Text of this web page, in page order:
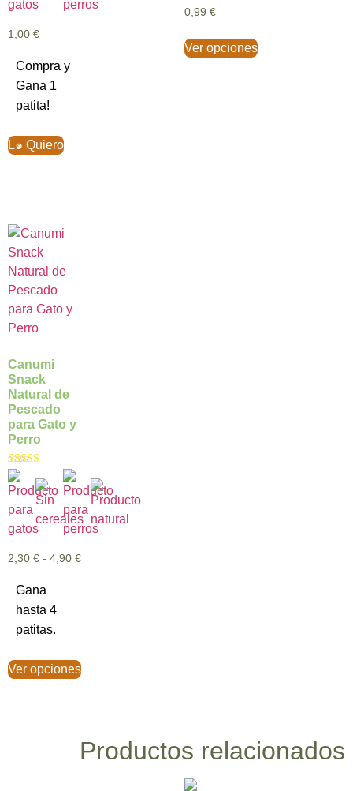
1,00 €
Compra y
Gana 1
patita!
L๑ Quiero
0,99 €
Ver opciones
Canumi
Snack
Natural de
Pescado
para Gato y
Perro
Valorado con
5.00
de 5
2,30 € - 4,90 €
Gana
hasta 4
patitas.
Ver opciones
Productos relacionados